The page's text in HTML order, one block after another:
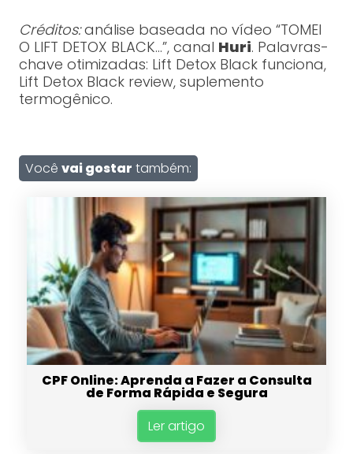
Créditos:análise baseada no vídeo “TOMEI
O LIFT DETOX BLACK…”, canal Huri. Palavras-
chave otimizadas: Lift Detox Black funciona,
Lift Detox Black review, suplemento
termogênico.
Você vai gostar também:
CPF Online: Aprenda a Fazer a Consulta
de Forma Rápida e Segura
Ler artigo